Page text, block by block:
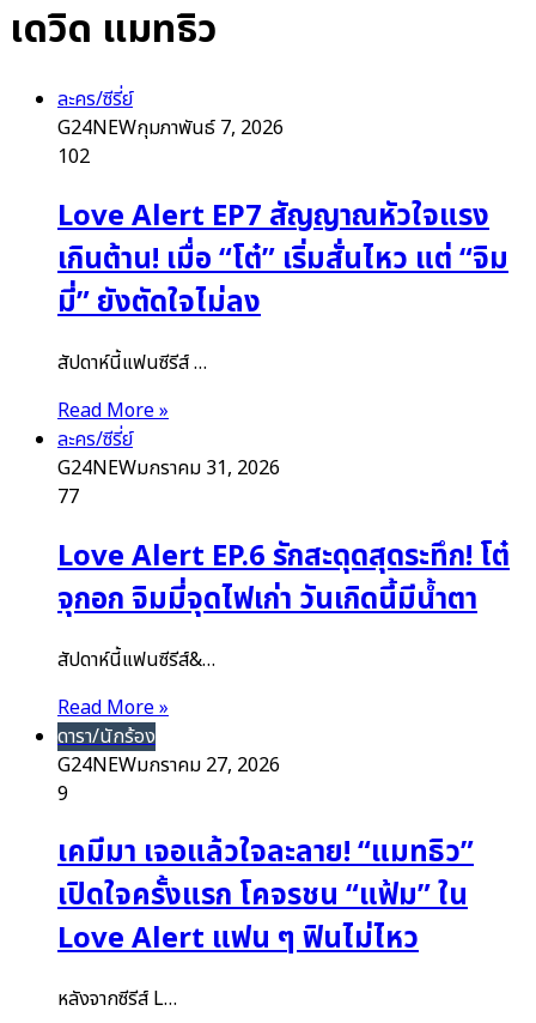
เดวิด แมทธิว
ละคร/ซีรี่ย์
G24NEWกุมภาพันธ์ 7, 2026
102
Love Alert EP7 สัญญาณหัวใจแรง
เกินต้าน! เมื่อ “โต๋” เริ่มสั่นไหว แต่ “จิม
มี่” ยังตัดใจไม่ลง
สัปดาห์นี้แฟนซีรีส์ …
Read More »
ละคร/ซีรี่ย์
G24NEWมกราคม 31, 2026
77
Love Alert EP.6 รักสะดุดสุดระทึก! โต๋
จุกอก จิมมี่จุดไฟเก่า วันเกิดนี้มีน้ำตา
สัปดาห์นี้แฟนซีรีส์&…
Read More »
ดารา/นักร้อง
G24NEWมกราคม 27, 2026
9
เคมีมา เจอแล้วใจละลาย! “แมทธิว”
เปิดใจครั้งแรก โคจรชน “แฟ้ม” ใน
Love Alert แฟน ๆ ฟินไม่ไหว
หลังจากซีรีส์ L…